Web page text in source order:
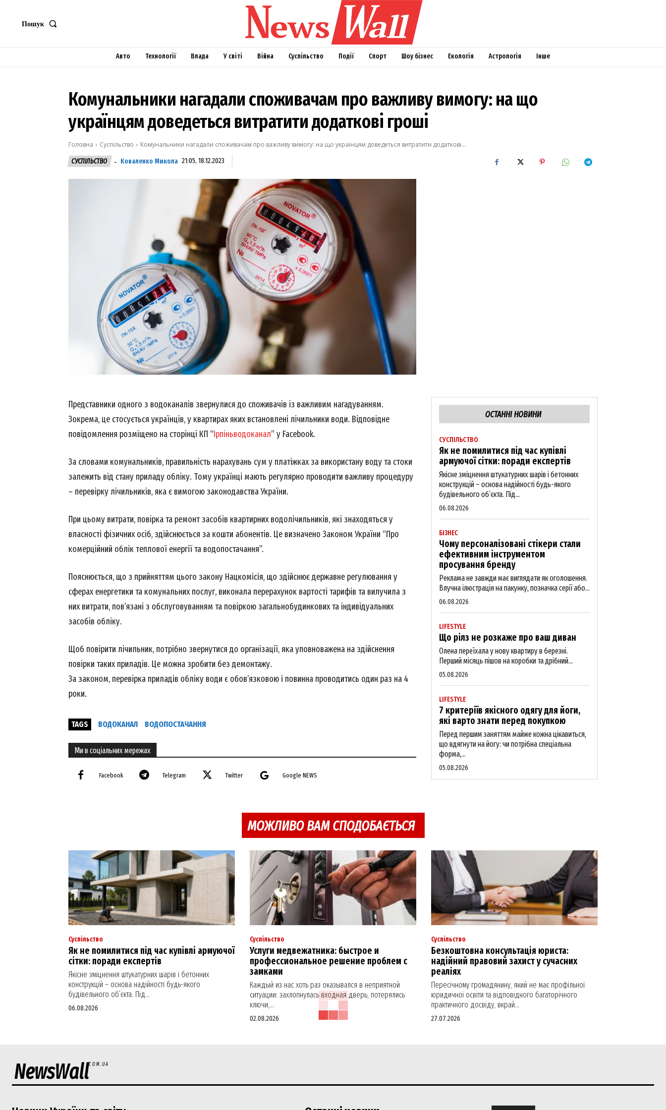
News Week
Magazine PRO
Пошук
Авто Технології Влада У світі Війна Суспільство Події Спорт Шоу бізнес Екологія Астрологія Інше
Комунальники нагадали споживачам про важливу вимогу: на що
українцям доведеться витратити додаткові гроші
Головна Суспільство
Комунальники нагадали споживачам про важливу вимогу: на що українцям доведеться витратити додаткові...
СУСПІЛЬСТВО
- Коваленко Микола 21:05, 18.12.2023
Представники одного з водоканалів звернулися до споживачів із важливим нагадуванням.
Зокрема, це стосується українців, у квартирах яких встановлені лічильники води. Відповідне
повідомлення розміщено на сторінці КП “Ірпіньводоканал” у Facebook.
За словами комунальників, правильність нарахувань сум у платіжках за використану воду та стоки
залежить від стану приладу обліку. Тому українці мають регулярно проводити важливу процедуру
– перевірку лічильників, яка є вимогою законодавства України.
При цьому витрати, повірка та ремонт засобів квартирних водолічильників, які знаходяться у
власності фізичних осіб, здійснюється за кошти абонентів. Це визначено Законом України “Про
комерційний облік теплової енергії та водопостачання”.
Пояснюється, що з прийняттям цього закону Нацкомісія, що здійснює державне регулювання у
сферах енергетики та комунальних послуг, виконала перерахунок вартості тарифів та вилучила з
них витрати, пов’язані з обслуговуванням та повіркою загальнобудинкових та індивідуальних
засобів обліку.
Щоб повірити лічильник, потрібно звернутися до організації, яка уповноважена на здійснення
повірки таких приладів. Це можна зробити без демонтажу.
За законом, перевірка приладів обліку води є обов’язковою і повинна проводитись один раз на 4
роки.
TAGS ВОДОКАНАЛ ВОДОПОСТАЧАННЯ
Ми в соціальних мережах
Facebook Telegram Twitter Google NEWS
ОСТАННІ НОВИНИ
СУСПІЛЬСТВО
Як не помилитися під час купівлі
армуючої сітки: поради експертів
Якісне зміцнення штукатурних шарів і бетонних
конструкцій – основа надійності будь-якого
будівельного об’єкта. Під...
06.08.2026
БІЗНЕС
Чому персоналізовані стікери стали
ефективним інструментом
просування бренду
Реклама не завжди має виглядати як оголошення.
Влучна ілюстрація на пакунку, позначка серії або...
06.08.2026
LIFESTYLE
Що рілз не розкаже про ваш диван
Олена переїхала у нову квартиру в березні.
Перший місяць пішов на коробки та дрібний...
05.08.2026
LIFESTYLE
7 критеріїв якісного одягу для йоги,
які варто знати перед покупкою
Перед першим заняттям майже кожна цікавиться,
що вдягнути на йогу: чи потрібна спеціальна
форма,...
05.08.2026
МОЖЛИВО ВАМ СПОДОБАЄТЬСЯ
Суспільство
Як не помилитися під час купівлі армуючої
сітки: поради експертів
Якісне зміцнення штукатурних шарів і бетонних
конструкцій – основа надійності будь-якого
будівельного об’єкта. Під...
06.08.2026
Суспільство
Услуги медвежатника: быстрое и
профессиональное решение проблем с
замками
Каждый из нас хоть раз оказывался в неприятной
ситуации: захлопнулась входная дверь, потерялись
ключи,...
02.08.2026
Суспільство
Безкоштовна консультація юриста:
надійний правовий захист у сучасних
реаліях
Пересічному громадянину, який не має профільної
юридичної освіти та відповідного багаторічного
практичного досвіду, вкрай...
27.07.2026
NewsWallCOM.UA